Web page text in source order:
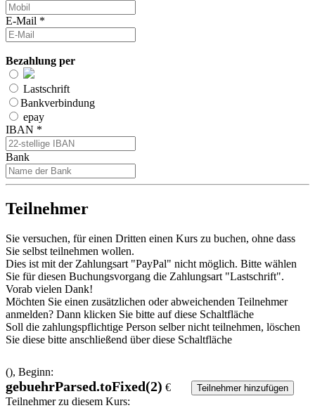
E-Mail *
Bezahlung per
Lastschrift
Bankverbindung
epay
IBAN *
Bank
Teilnehmer
Sie versuchen, für einen Dritten einen Kurs zu buchen, ohne dass
Sie selbst teilnehmen wollen.
Dies ist mit der Zahlungsart "PayPal" nicht möglich. Bitte wählen
Sie für diesen Buchungsvorgang die Zahlungsart "Lastschrift".
Vorab vielen Dank!
Möchten Sie einen zusätzlichen oder abweichenden Teilnehmer
anmelden? Dann klicken Sie bitte auf diese Schaltfläche
Soll die zahlungspflichtige Person selber nicht teilnehmen, löschen
Sie diese bitte anschließend über diese Schaltfläche
(), Beginn:
gebuehrParsed.toFixed(2) € Teilnehmer hinzufügen
Teilnehmer zu diesem Kurs: